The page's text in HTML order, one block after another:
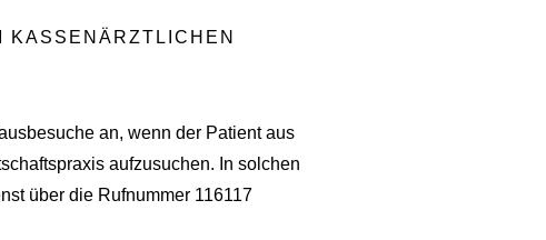
KASSENÄRZTLICHEN
an, wenn der Patient aus
aufzusuchen. In solchen
über die Rufnummer 116117